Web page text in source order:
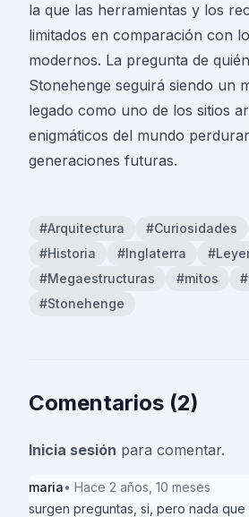
la que las herramientas y los
limitados en comparación con
modernos. La pregunta de
Stonehenge seguirá siendo un
legado como uno de los sitios
enigmáticos del mundo
generaciones futuras.
#Arquitectura #Curiosidades
#Historia
#Inglaterra
#Megaestructuras
#mitos
#Stonehenge
Comentarios (2)
Inicia sesión para comentar.
maria• Hace 2 años, 10 meses
surgen preguntas, si, pero nada